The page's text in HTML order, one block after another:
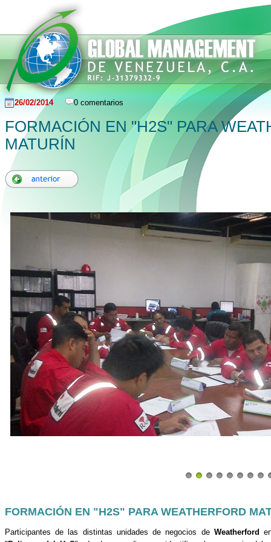
26/02/2014 0 comentarios
FORMACIÓN EN "H2S" PARA
MATURÍN
FORMACIÓN EN "H2S" PARA WEATHERFORD
Participantes de las distintas unidades de negocios de Weatherford